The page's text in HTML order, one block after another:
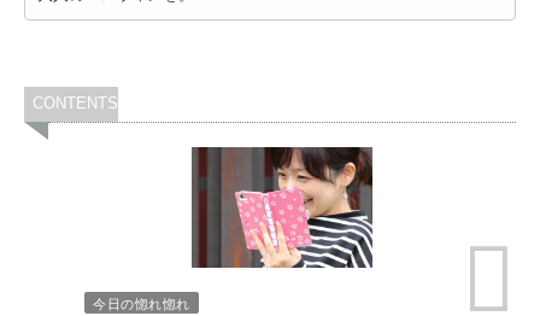
CONTENTS
今日の惚れ惚れ